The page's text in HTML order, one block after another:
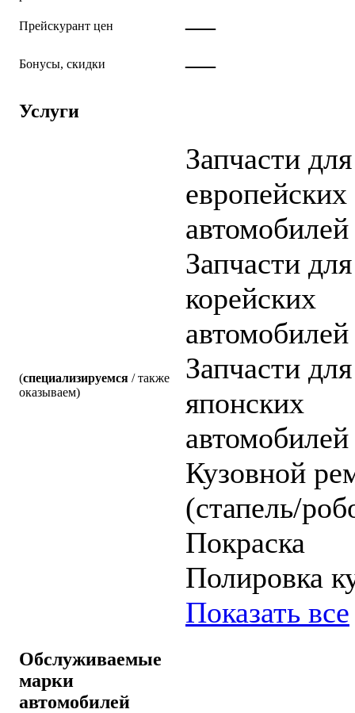
Прейскурант цен —
Бонусы, скидки —
Услуги
(специализируемся / также
оказываем)
Запчасти для
европейских
автомобилей
Запчасти для
корейских
автомобилей
Запчасти для
японских
автомобилей
Кузовной
(стапель/
Покраска
Полировка
Показать все
Обслуживаемые
марки
автомобилей